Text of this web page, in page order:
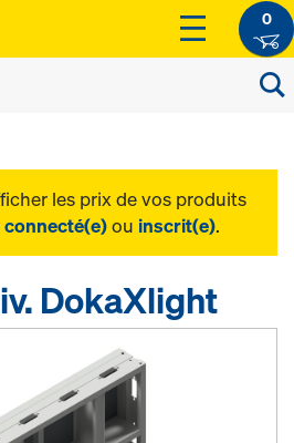
0
les prix de vos produits
connecté(e)ou inscrit(e).
DokaXlight